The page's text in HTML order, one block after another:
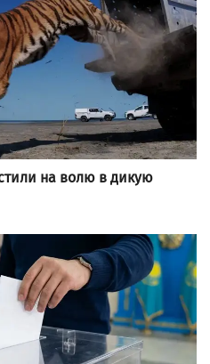
на волю в дикую